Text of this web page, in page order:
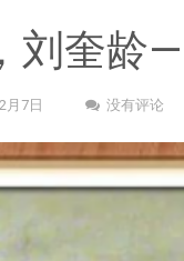
刘奎龄
月7日 没有评论